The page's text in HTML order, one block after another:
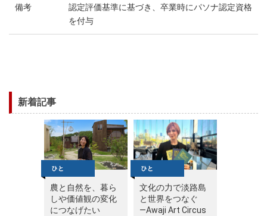
備考
認定評価基準に基づき、卒業時にパソナ認定資格
を付与
新着記事
農と自然を、暮ら
しや価値観の変化
につなげたい
文化の力で淡路島
と世界をつなぐ
—Awaji Art Circus